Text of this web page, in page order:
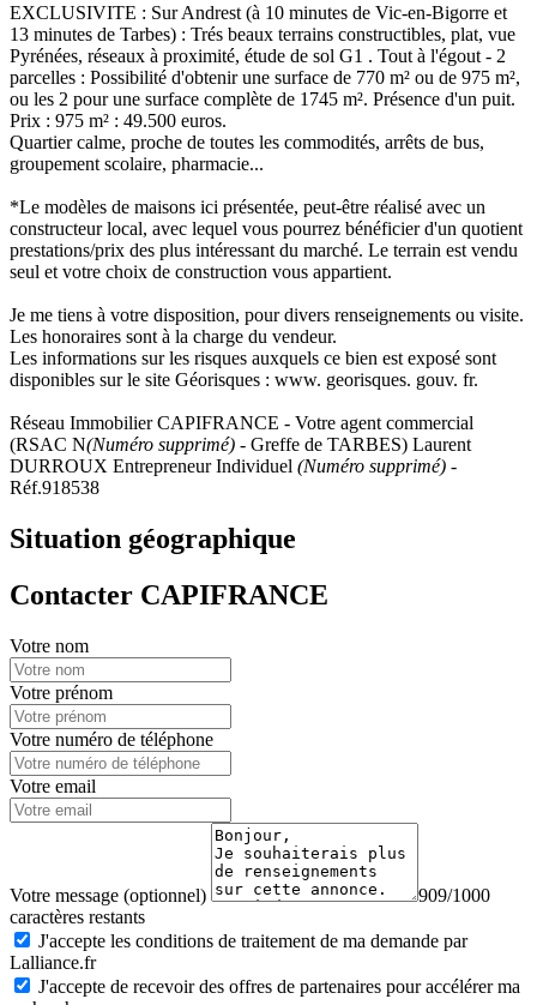
EXCLUSIVITE : Sur Andrest (à 10 minutes de Vic-en-Bigorre et
13 minutes de Tarbes) : Trés beaux terrains constructibles, plat, vue
Pyrénées, réseaux à proximité, étude de sol G1 . Tout à l'égout - 2
parcelles : Possibilité d'obtenir une surface de 770 m² ou de 975 m²,
ou les 2 pour une surface complète de 1745 m². Présence d'un puit.
Prix : 975 m² : 49.500 euros.
Quartier calme, proche de toutes les commodités, arrêts de bus,
groupement scolaire, pharmacie...
*Le modèles de maisons ici présentée, peut-être réalisé avec un
constructeur local, avec lequel vous pourrez bénéficier d'un quotient
prestations/prix des plus intéressant du marché. Le terrain est vendu
seul et votre choix de construction vous appartient.
Je me tiens à votre disposition, pour divers renseignements ou visite.
Les honoraires sont à la charge du vendeur.
Les informations sur les risques auxquels ce bien est exposé sont
disponibles sur le site Géorisques : www. georisques. gouv. fr.
Réseau Immobilier CAPIFRANCE - Votre agent commercial
(RSAC N(Numéro supprimé) - Greffe de TARBES) Laurent
DURROUX Entrepreneur Individuel (Numéro supprimé) -
Réf.918538
Situation géographique
Contacter CAPIFRANCE
Votre nom
Votre prénom
Votre numéro de téléphone
Votre email
Votre message (optionnel)
909/1000
caractères restants
J'accepte les conditions de traitement de ma demande par
Lalliance.fr
J'accepte de recevoir des offres de partenaires pour accélérer ma